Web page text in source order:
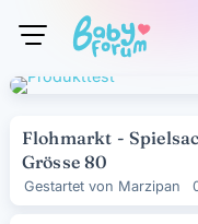
Flohmarkt -
Grösse 80
Gestartet von Marzipan